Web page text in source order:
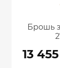
Брошь
13